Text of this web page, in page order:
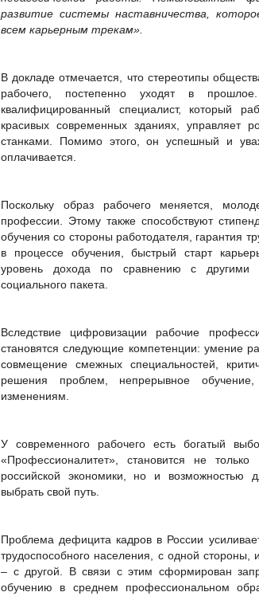
развитие системы наставничества,
всем карьерным трекам».
В докладе отмечается, что стереотипы
рабочего, постепенно уходят в
квалифицированный специалист, который
красивых современных зданиях, управляет
станками. Помимо этого, он успешный и
оплачивается.
Поскольку образ рабочего меняется,
профессии. Этому также способствуют
обучения со стороны работодателя, гарантия
в процессе обучения, быстрый старт
уровень дохода по сравнению с другими
социального пакета.
Вследствие цифровизации рабочие
становятся следующие компетенции: умение
совмещение смежных специальностей,
решения проблем, непрерывное
изменениям.
У современного рабочего есть богатый
«Профессионалитет», становится не
российской экономики, но и
выбрать свой путь.
Проблема дефицита кадров в России
трудоспособного населения, с одной стороны,
– с другой. В связи с этим сформирован
обучению в среднем профессиональном